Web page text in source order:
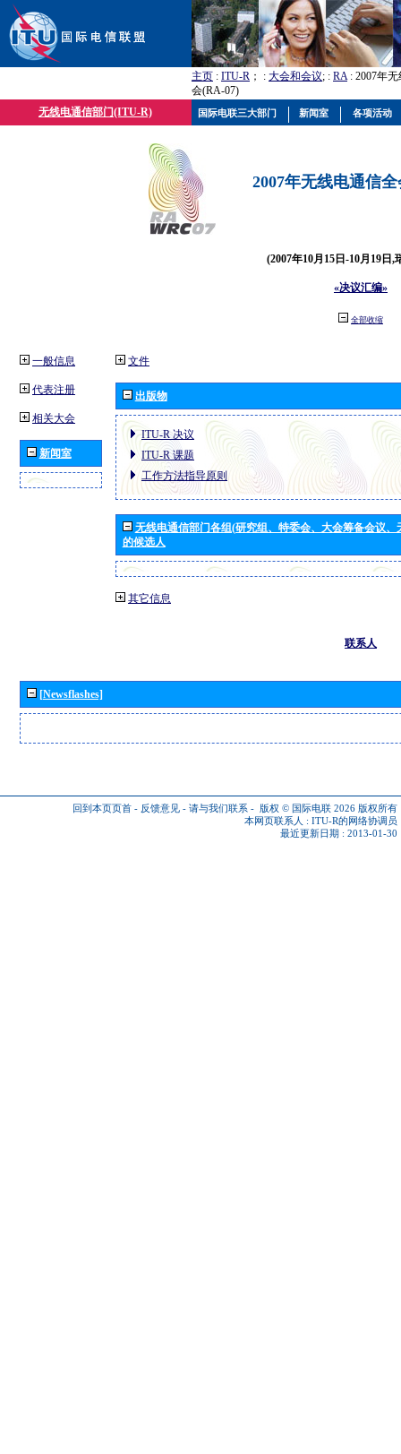
主页 : ITU-R ； : 大会和会议; : RA: 2007年
会(RA-07)
无线电通信部门(ITU-R)
2007年无线电通信
(2007年10月15日-10月19日,
«决议汇编»
全部收缩
一般信息
代表注册
相关大会
新闻室
文件
出版物
ITU-R 决议
ITU-R 课题
工作方法指导原则
无线电通信部门各组(研究组、特委会、大会筹备会议
的候选人
其它信息
联系人
[Newsflashes]
回到本页页首 - 反馈意见 - 请与我们联系 - 版权 © 国际电联 2026 版权所有
本网页联系人 : ITU-R的网络协调员
最近更新日期 : 2013-01-30
国际电联三大部门 新闻室 各项活动